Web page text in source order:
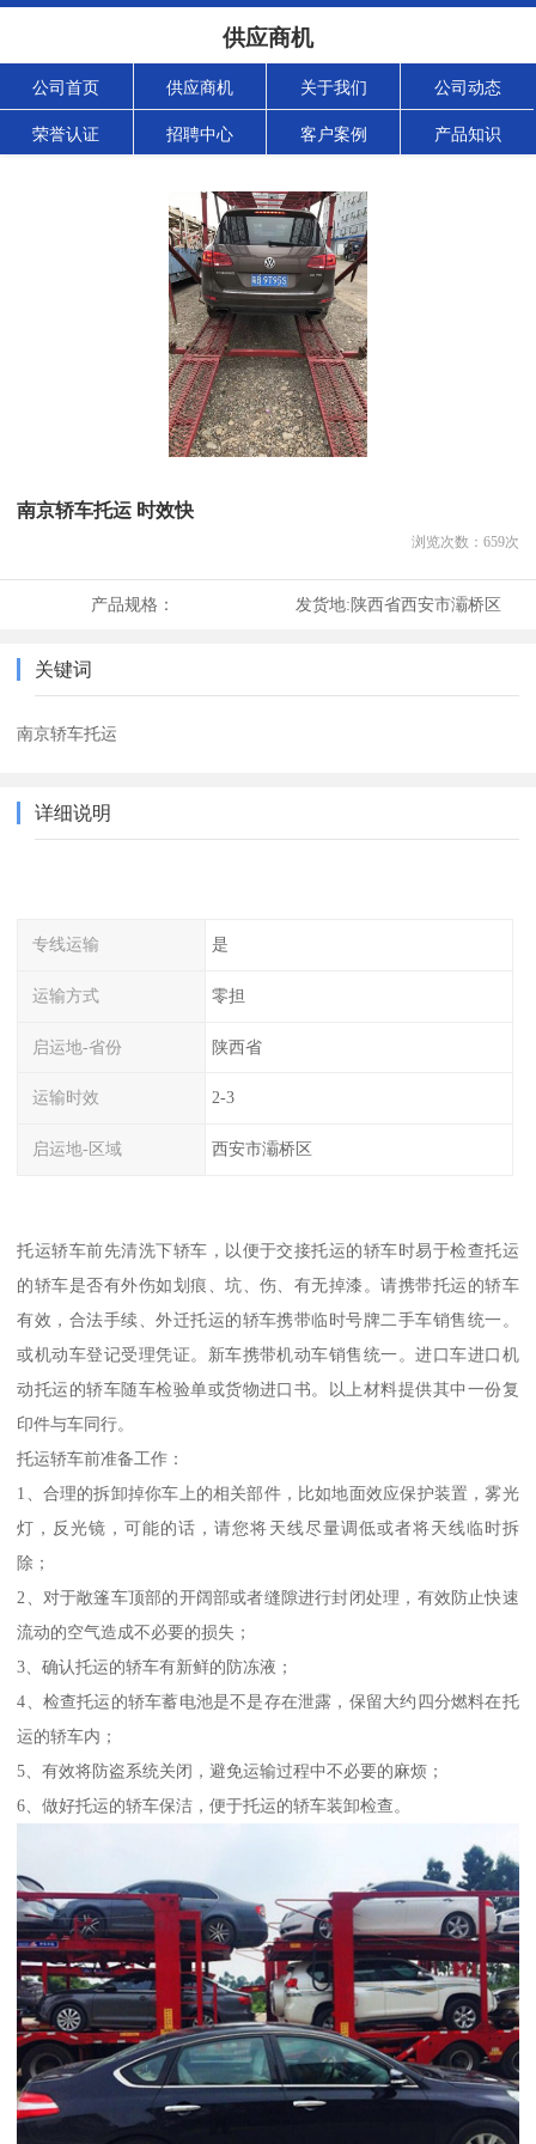
供应商机
公司首页 供应商机 关于我们 公司动态
荣誉认证 招聘中心 客户案例 产品知识
南京轿车托运 时效快
浏览次数： 659次
产品规格： 发货地:陕西省西安市灞桥区
关键词
南京轿车托运
详细说明
专线运输 是
运输方式 零担
启运地-省份 陕西省
运输时效 2-3
启运地-区域 西安市灞桥区
托运轿车前先清洗下轿车，以便于交接托运的轿车时易于检查托运
的轿车是否有外伤如划痕、坑、伤、有无掉漆。请携带托运的轿车
有效，合法手续、外迁托运的轿车携带临时号牌二手车销售统一。
或机动车登记受理凭证。新车携带机动车销售统一。进口车进口机
动托运的轿车随车检验单或货物进口书。以上材料提供其中一份复
印件与车同行。
托运轿车前准备工作：
1、合理的拆卸掉你车上的相关部件，比如地面效应保护装置，雾光
灯，反光镜，可能的话，请您将天线尽量调低或者将天线临时拆
除；
2、对于敞篷车顶部的开阔部或者缝隙进行封闭处理，有效防止快速
流动的空气造成不必要的损失；
3、确认托运的轿车有新鲜的防冻液；
4、检查托运的轿车蓄电池是不是存在泄露，保留大约四分燃料在托
运的轿车内；
5、有效将防盗系统关闭，避免运输过程中不必要的麻烦；
6、做好托运的轿车保洁，便于托运的轿车装卸检查。